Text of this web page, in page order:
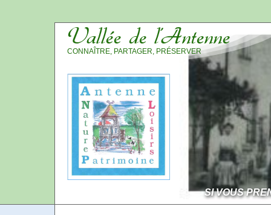
Vallée de l’Antenne
CONNAÎTRE, PARTAGER, PRÉSERVER
SI VOUS